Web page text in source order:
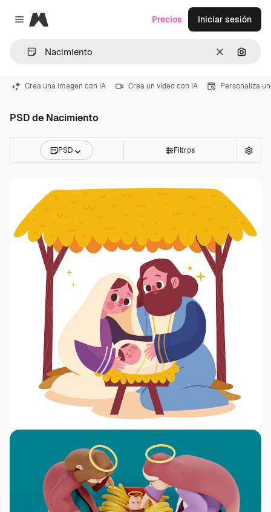
Close menu
Magnific
Borrar
Precios Iniciar sesión
Crea una imagen con IA Crea un vídeo con IA Personaliza
PSD de Nacimiento
PSD Filtros